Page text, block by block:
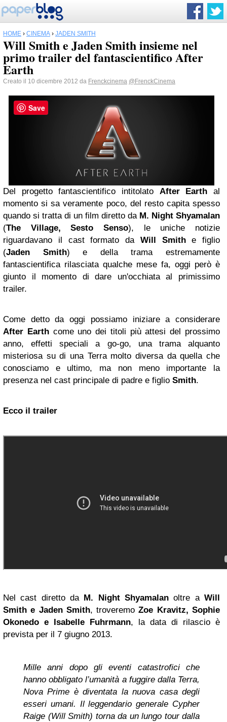
HOME › CINEMA › JADEN SMITH
Will Smith e Jaden Smith insieme nel
primo trailer del fantascientifico After
Earth
Creato il 10 dicembre 2012 da Frenckcinema @FrenckCinema
Del progetto fantascientifico intitolato After Earth al
momento si sa veramente poco, del resto capita spesso
quando si tratta di un film diretto da M. Night Shyamalan
(The Village, Sesto Senso), le uniche notizie
riguardavano il cast formato da Will Smithe figlio
(Jaden Smith) e della trama estremamente
fantascientifica rilasciata qualche mese fa, oggi però è
giunto il momento di dare un'occhiata al primissimo
trailer.
Come detto da oggi possiamo iniziare a considerare
After Earthcome uno dei titoli più attesi del prossimo
anno, effetti speciali a go-go, una trama alquanto
misteriosa su di una Terra molto diversa da quella che
conosciamo e ultimo, ma non meno importante la
presenza nel cast principale di padre e figlio Smith.
Ecco il trailer
Nel cast diretto da M. Night Shyamalan oltre aWill
Smith e Jaden Smith, troveremoZoe Kravitz, Sophie
Okonedo e Isabelle Fuhrmann, la data di rilascio è
prevista per il 7 giugno 2013.
Mille anni dopo gli eventi catastrofici che
hanno obbligato l’umanità a fuggire dalla Terra,
Nova Prime è diventata la nuova casa degli
esseri umani. Il leggendario generale Cypher
Raige (Will Smith) torna da un lungo tour dalla
Save